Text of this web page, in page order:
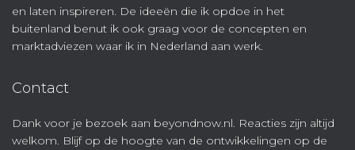
en laten inspireren. De ideeën die ik opdoe in het
buitenland benut ik ook graag voor de concepten en
marktadviezen waar ik in Nederland aan werk.
Contact
Dank voor je bezoek aan beyondnow.nl. Reacties zijn altijd
welkom. Blijf op de hoogte van de ontwikkelingen op de